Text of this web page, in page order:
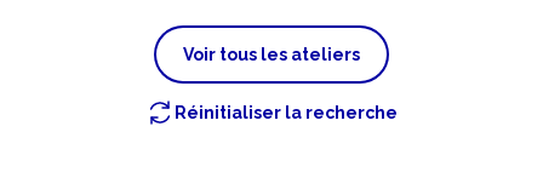
Voir tous les ateliers
Réinitialiser la recherche